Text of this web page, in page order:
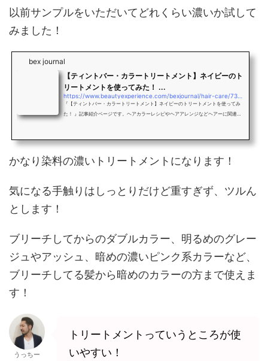
以前サンプルをいただいてどれくらい濃いか試して
みました！
bex journal
【ティントバー・カラートリートメント】ネイビーのト
リートメントを使ってみた！ ...
https://www.beautyexperience.com/bexjournal/hair-care/73734
『【ティントバー・カラートリートメント】ネイビーのトリートメントを使ってみ
た！ 』記事紹介ページです。ヘアカラーレシピやヘアアレンジなどヘアーに関連し
かなり染料の濃いトリートメントになります！
気になる手触りはしっとりだけど重すぎず、ツルん
とします！
ブリーチしてからのダブルカラー、明るめのグレー
ジュやアッシュ、暗めの濃いピンク系カラーなど、
ブリーチしてる髪から暗めのカラーの方まで使えま
す！
うっちー
トリートメントっていうところが使
いやすい！